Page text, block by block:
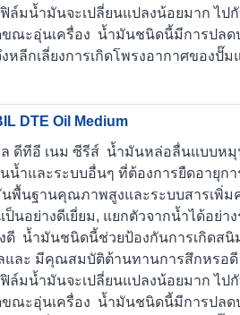
ล์มน้ำมันจะเปลี่ยนแปลงน้อยมาก ไ
ณะอุ่นเครื่อง น้ำมันชนิดนี้มีการปลด
หลีกเลี่ยงการเกิดโพรงอากาศของปั๊
DTE Oil Medium
ดีทีอี เนม ซีรีส์ น้ำมันหล่อลื่นแบบหมุ
น้ำและระบบอื่นๆ ที่ต้องการยืดอายุก
พื้นฐานคุณภาพสูงและระบบสารเพิ่ม
ป็นอย่างดีเยี่ยม, แยกตัวจากน้ำได้อย่
ดี น้ำมันชนิดนี้ช่วยป้องกันการเกิดส
และ มีคุณสมบัติต้านทานการสึกหรอ
ล์มน้ำมันจะเปลี่ยนแปลงน้อยมาก ไ
ณะอุ่นเครื่อง น้ำมันชนิดนี้มีการปลด